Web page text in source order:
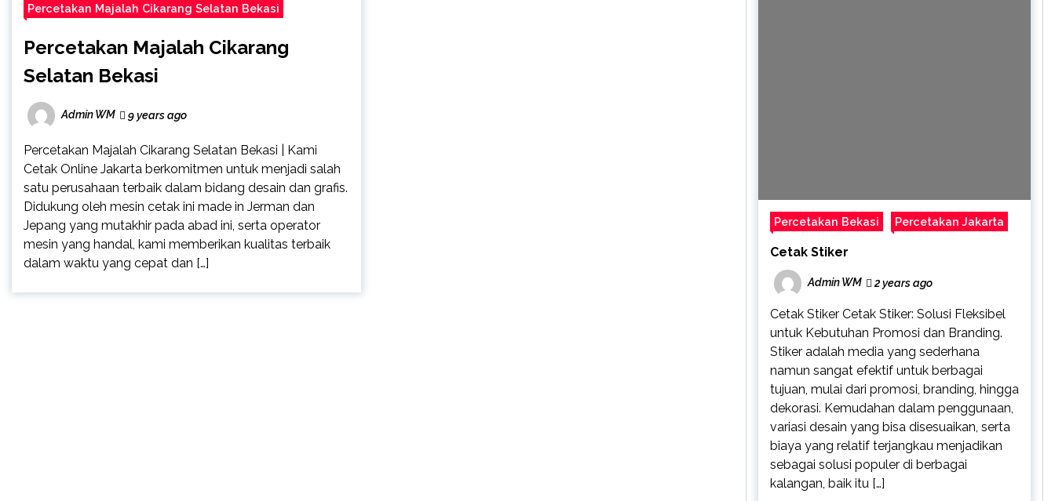
Percetakan Majalah Cikarang Selatan Bekasi
Percetakan Majalah Cikarang
Selatan Bekasi
Admin WM 9 years ago
Percetakan Majalah Cikarang Selatan Bekasi | Kami
Cetak Online Jakarta berkomitmen untuk menjadi salah
satu perusahaan terbaik dalam bidang desain dan grafis.
Didukung oleh mesin cetak ini made in Jerman dan
Jepang yang mutakhir pada abad ini, serta operator
mesin yang handal, kami memberikan kualitas terbaik
dalam waktu yang cepat dan […]
Percetakan Bekasi Percetakan Jakarta
Cetak Stiker
Admin WM 2 years ago
Cetak Stiker Cetak Stiker: Solusi Fleksibel
untuk Kebutuhan Promosi dan Branding.
Stiker adalah media yang sederhana
namun sangat efektif untuk berbagai
tujuan, mulai dari promosi, branding, hingga
dekorasi. Kemudahan dalam penggunaan,
variasi desain yang bisa disesuaikan, serta
biaya yang relatif terjangkau menjadikan
sebagai solusi populer di berbagai
kalangan, baik itu […]